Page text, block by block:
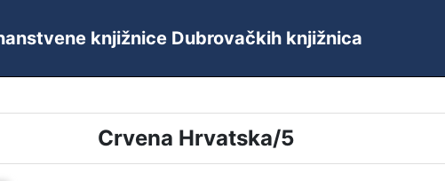
knjižnice Dubrovačkih knjižnica
Crvena Hrvatska/5